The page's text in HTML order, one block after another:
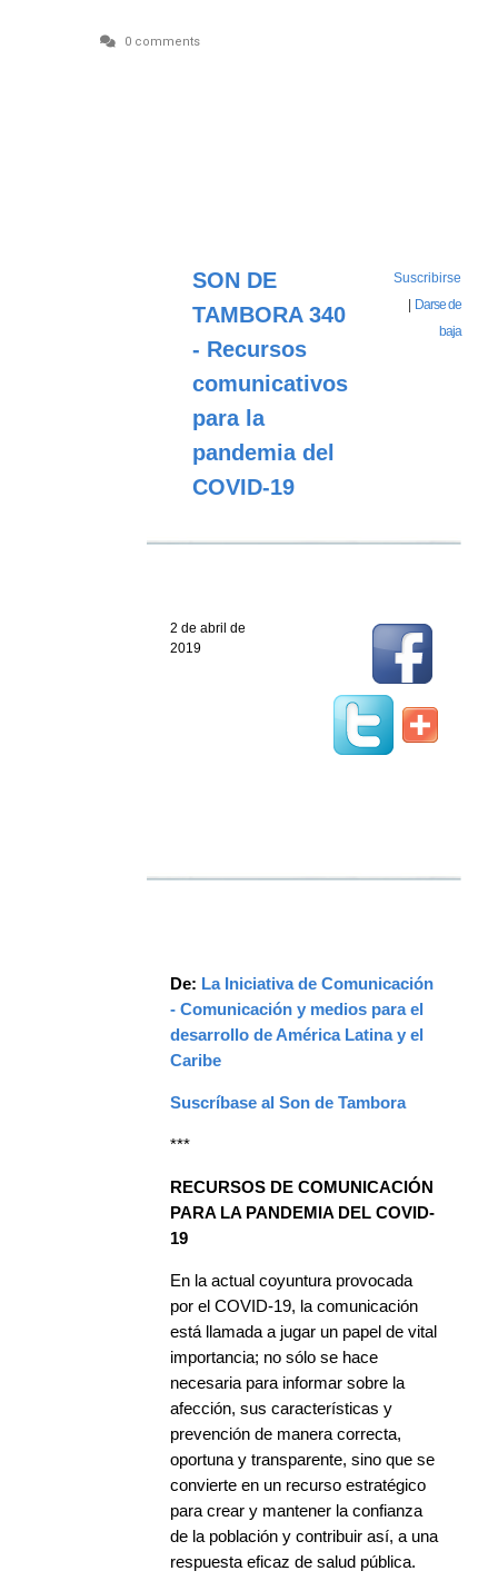
0 comments
SON DE
TAMBORA 340
- Recursos
comunicativos
para la
pandemia del
COVID-19
Suscribirse
Darse de
baja
2 de abril de
2019
De: La Iniciativa de Comunicación
- Comunicación y medios para el
desarrollo de América Latina y el
Caribe
Suscríbase al Son de Tambora
***
RECURSOS DE COMUNICACIÓN
PARA LA PANDEMIA DEL COVID-
19
En la actual coyuntura provocada
por el COVID-19, la comunicación
está llamada a jugar un papel de vital
importancia; no sólo se hace
necesaria para informar sobre la
afección, sus características y
prevención de manera correcta,
oportuna y transparente, sino que se
convierte en un recurso estratégico
para crear y mantener la confianza
de la población y contribuir así, a una
respuesta eficaz de salud pública.